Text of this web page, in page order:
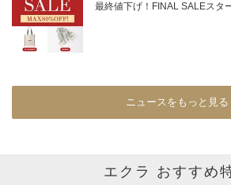
ゴールド
ニュースをもっと見る
エクラ おすすめ